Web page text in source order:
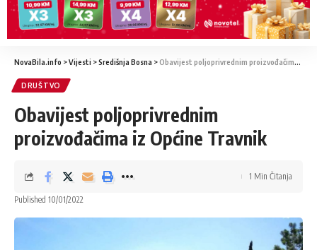
NovaBila.info >Vijesti >Središnja Bosna >Obavijest poljoprivrednim proizvođačima iz Općine Travnik
DRUŠTVO
Obavijest poljoprivrednim
proizvođačima iz Općine Travnik
Published 10/01/2022
1 Min Čitanja